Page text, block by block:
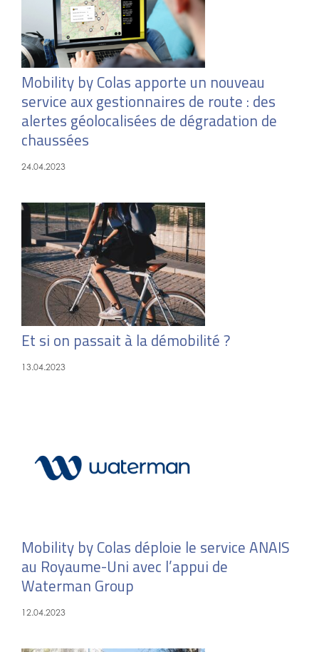
Mobility by Colas apporte un nouveau
service aux gestionnaires de route : des
alertes géolocalisées de dégradation de
chaussées
24.04.2023
Et si on passait à la démobilité ?
13.04.2023
Mobility by Colas déploie le service ANAIS
au Royaume-Uni avec l’appui de
Waterman Group
12.04.2023